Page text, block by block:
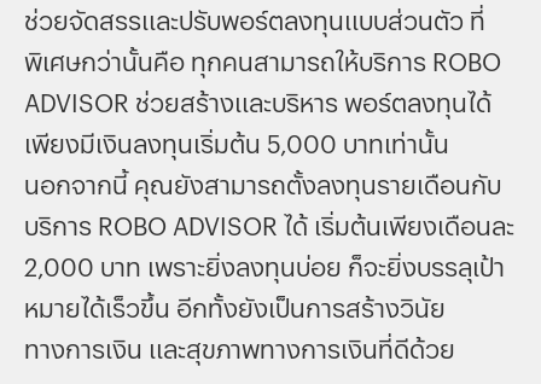
ช่วยจัดสรรและปรับพอร์ตลงทุนแบบส่วนตัว ที่
พิเศษกว่านั้นคือ ทุกคนสามารถให้บริการ ROBO
ADVISOR ช่วยสร้างและบริหาร พอร์ตลงทุนได้
เพียงมีเงินลงทุนเริ่มต้น 5,000 บาทเท่านั้น
นอกจากนี้ คุณยังสามารถตั้งลงทุนรายเดือนกับ
บริการ ROBO ADVISOR ได้ เริ่มต้นเพียงเดือนละ
2,000 บาท เพราะยิ่งลงทุนบ่อย ก็จะยิ่งบรรลุเป้า
หมายได้เร็วขึ้น อีกทั้งยังเป็นการสร้างวินัย
ทางการเงิน และสุขภาพทางการเงินที่ดีด้วย